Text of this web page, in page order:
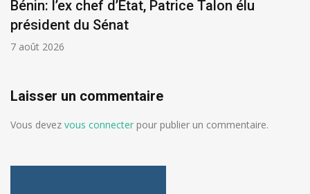
Bénin: l’ex chef d’État, Patrice Talon élu
président du Sénat
7 août 2026
Laisser un commentaire
Vous devez vous connecter pour publier un commentaire.